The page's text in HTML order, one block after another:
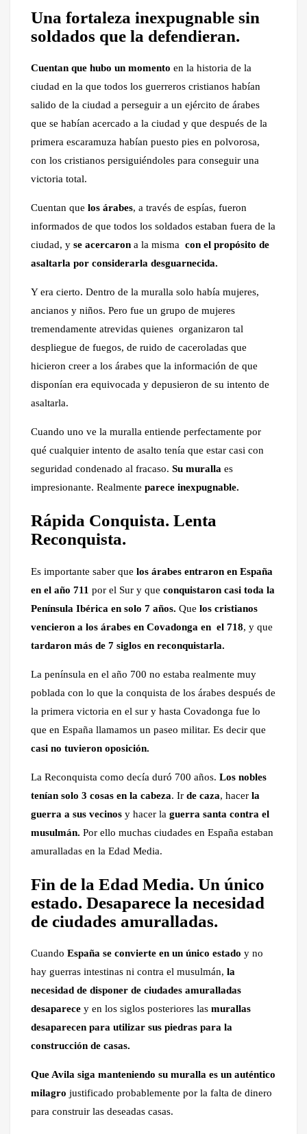
Una fortaleza inexpugnable sin
soldados que la defendieran.
Cuentan que hubo un momento en la historia de la
ciudad en la que todos los guerreros cristianos habían
salido de la ciudad a perseguir a un ejército de árabes
que se habían acercado a la ciudad y que después de la
primera escaramuza habían puesto pies en polvorosa,
con los cristianos persiguiéndoles para conseguir una
victoria total.
Cuentan que los árabes, a través de espías, fueron
informados de que todos los soldados estaban fuera de la
ciudad, y se acercaron a la misma con el propósito de
asaltarla por considerarla desguarnecida.
Y era cierto. Dentro de la muralla solo había mujeres,
ancianos y niños. Pero fue un grupo de mujeres
tremendamente atrevidas quienes organizaron tal
despliegue de fuegos, de ruido de caceroladas que
hicieron creer a los árabes que la información de que
disponían era equivocada y depusieron de su intento de
asaltarla.
Cuando uno ve la muralla entiende perfectamente por
qué cualquier intento de asalto tenía que estar casi con
seguridad condenado al fracaso. Su muralla es
impresionante. Realmente parece inexpugnable.
Rápida Conquista. Lenta
Reconquista.
Es importante saber que los árabes entraron en España
en el año 711 por el Sur y que conquistaron casi toda la
Península Ibérica en solo 7 años. Que los cristianos
vencieron a los árabes en Covadonga en el 718, y que
tardaron más de 7 siglos en reconquistarla.
La península en el año 700 no estaba realmente muy
poblada con lo que la conquista de los árabes después de
la primera victoria en el sur y hasta Covadonga fue lo
que en España llamamos un paseo militar. Es decir que
casi no tuvieron oposición.
La Reconquista como decía duró 700 años. Los nobles
tenían solo 3 cosas en la cabeza. Ir de caza, hacer la
guerra a sus vecinos y hacer la guerra santa contra el
musulmán. Por ello muchas ciudades en España estaban
amuralladas en la Edad Media.
Fin de la Edad Media. Un único
estado. Desaparece la necesidad
de ciudades amuralladas.
Cuando España se convierte en un único estado y no
hay guerras intestinas ni contra el musulmán, la
necesidad de disponer de ciudades amuralladas
desaparece y en los siglos posteriores las murallas
desaparecen para utilizar sus piedras para la
construcción de casas.
Que Avila siga manteniendo su muralla es un auténtico
milagro justificado probablemente por la falta de dinero
para construir las deseadas casas.